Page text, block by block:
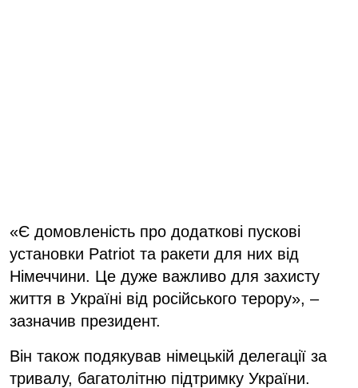
«Є домовленість про додаткові пускові
установки Patriot та ракети для них від
Німеччини. Це дуже важливо для захисту
життя в Україні від російського терору», –
зазначив президент.
Він також подякував німецькій делегації за
тривалу, багатолітню підтримку України.